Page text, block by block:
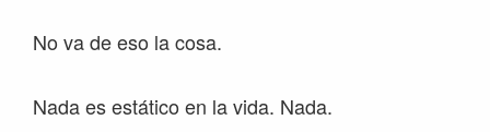
No va de eso la cosa.
Nada es estático en la vida. Nada.